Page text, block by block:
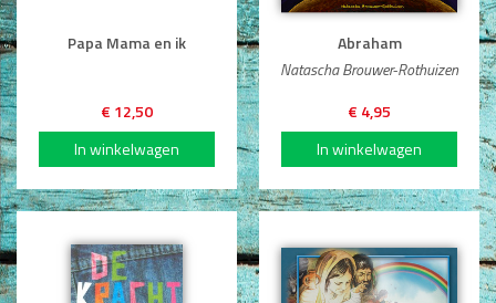
Papa Mama en ik
€ 12,50
Abraham
Natascha Brouwer-Rothuizen
€ 4,95